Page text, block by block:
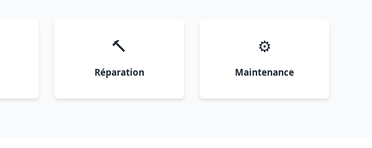
🔨
Réparation
⚙️
Maintenance